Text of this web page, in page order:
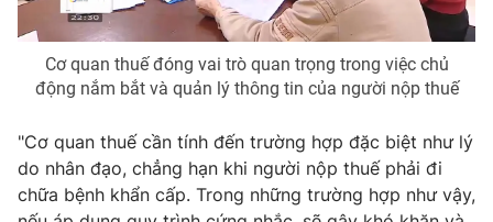
Cơ quan thuế đóng vai trò quan trọng trong việc chủ
động nắm bắt và quản lý thông tin của người nộp thuế
"Cơ quan thuế cần tính đến trường hợp đặc biệt như lý
do nhân đạo, chẳng hạn khi người nộp thuế phải đi
chữa bệnh khẩn cấp. Trong những trường hợp như vậy,